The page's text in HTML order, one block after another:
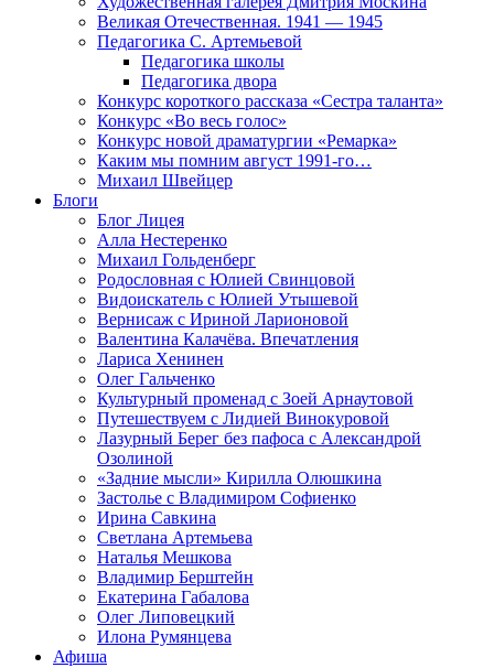
Великая Отечественная. 1941 — 1945
Педагогика С. Артемьевой
Педагогика школы
Педагогика двора
Конкурс короткого рассказа «Сестра таланта»
Конкурс «Во весь голос»
Конкурс новой драматургии «Ремарка»
Каким мы помним август 1991-го…
Михаил Швейцер
Блоги
Блог Лицея
Алла Нестеренко
Михаил Гольденберг
Родословная с Юлией Свинцовой
Видоискатель с Юлией Утышевой
Вернисаж с Ириной Ларионовой
Валентина Калачёва. Впечатления
Лариса Хенинен
Олег Гальченко
Культурный променад с Зоей Арнаутовой
Путешествуем с Лидией Винокуровой
Лазурный Берег без пафоса с Александрой
Озолиной
«Задние мысли» Кирилла Олюшкина
Застолье с Владимиром Софиенко
Ирина Савкина
Светлана Артемьева
Наталья Мешкова
Владимир Берштейн
Екатерина Габалова
Олег Липовецкий
Илона Румянцева
Афиша